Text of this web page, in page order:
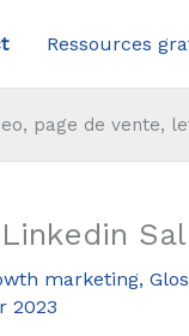
Ressources
page de vente,
marketing,
2023